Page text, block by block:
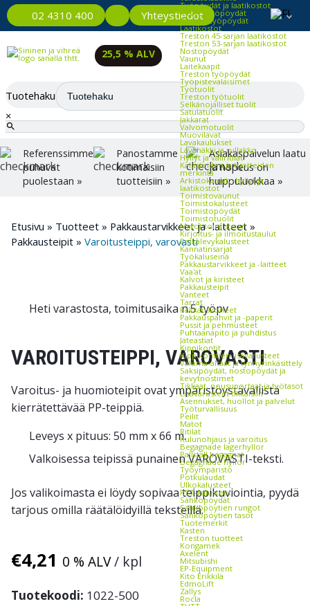
02 4310 400 Yhteystiedot
Työpöydät ja laatikostot
Kevyet työpöydät
Raskaat työpöydät
Laatikostot
Treston 45-sarjan laatikostot
Treston 53-sarjan laatikostot
Nostopöydät
Vaunut
Laitekaapit
Treston työpöydät
Työpistevalaisimet
Työtuolit
Treston työtuolit
Selkänojalliset tuolit
Satulatuolit
Jakkarat
Valvomotuolit
Muovilavat
Lavakaulukset
Lavahäkki ja rullakko
Hyllyt ja väliritilät
Kalusteiden ja tuotteiden
merkintä
Arkistokaapit, -hyllyt ja -
laatikostot
Toimistovaunut
Toimistokalusteet
Toimistopöydät
Toimistotuolit
Matot toimistoon
Kirjoitus- ja ilmoitustaulut
Reikälevykalusteet
Kannatinsarjat
Työkaluseinä
Pakkaustarvikkeet ja -laitteet
Vaa'at
Kalvot ja kiristeet
Pakkausteipit
Vanteet
Tarrat
Pakkauskoneet
Pakkauspahvit ja -paperit
Pussit ja pehmusteet
Puhtaanapito ja puhdistus
Jäteastiat
Kippikontit
Kippikonttien lisävarusteet
Valuma-altaat ja tynnyrinkäsittely
Saksipöydät, nostopöydät ja
kevytnostimet
Tikkaat, nousuportaat ja työtasot
Lisävarusteet tikkaisiin
Asennukset, huollot ja palvelut
Työturvallisuus
Peilit
Matot
Ritilät
Kulunohjaus ja varoitus
Begagnade lagerhyllor
Pallställ begagnat
Begagnade hyllor
Työympäristö
Potkulaudat
Ulkokalusteet
RST-kalusteet
Sähköpöydät
Sähköpöytien rungot
Sähköpöytien tasot
Tuotemerkit
Kasten
Treston tuotteet
Kongamek
Axelent
Mitsubishi
EP-Equipment
Kito Erikkilä
EdmoLift
Zallys
Rocla
25,5 % ALV
Tuotehaku
×
Referenssimme
puhuvat
puolestaan »
Panostamme
kotimaisiin
tuotteisiin »
Asiakaspalvelun laatu
ja nopeus on
huippuluokkaa »
Etusivu » Tuotteet » Pakkaustarvikkeet ja -laitteet »
Pakkausteipit » Varoitusteippi, varovasti
Heti varastosta, toimitusaika n.5 työpv
VAROITUSTEIPPI, VAROVASTI
Varoitus- ja huomioteipit ovat ympäristöystävällistä
kierrätettävää PP-teippiä.
Leveys x pituus: 50 mm x 66 m.
Valkoisessa teipissä punainen VAROVASTI-teksti.
Jos valikoimasta ei löydy sopivaa teippikuviointia, pyydä
tarjous omilla räätälöidyillä teksteillä.
€4,21 0 % ALV/ kpl
Tuotekoodi: 1022-500